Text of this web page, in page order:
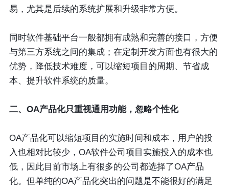
易，尤其是后续的系统扩展和升级非常方便。
同时软件基础平台一般都拥有成熟和完善的接口，方便
与第三方系统之间的集成；在定制开发方面也有很大的
优势，降低技术难度，可以缩短项目的周期、节省成
本、提升软件系统的质量。
二、OA产品化只重视通用功能，忽略个性化
OA产品化可以缩短项目的实施时间和成本，用户的投
入也相对比较少，OA软件公司项目实施投入的成本也
低，因此目前市场上有很多的公司都选择了OA产品
化。但单纯的OA产品化突出的问题是不能很好的满足